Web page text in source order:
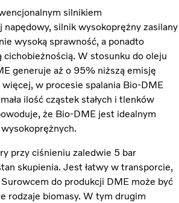
silnikiem
silnik wysokoprężny zasilany
wysoką sprawność, a ponadto
cichobieżnością. W stosunku do oleju
generuje aż o 95% niższą emisję
w procesie spalania Bio-DME
ilość cząstek stałych i tlenków
że Bio-DME jest idealnym
przy ciśnieniu zaledwie 5 bar
skupienia. Jest łatwy w transporcie,
do produkcji DME może być
rodzaje biomasy. W tym drugim